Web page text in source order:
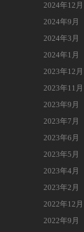
2024年12月
2024年9月
2024年3月
2024年1月
2023年12月
2023年11月
2023年9月
2023年7月
2023年6月
2023年5月
2023年4月
2023年2月
2022年12月
2022年9月